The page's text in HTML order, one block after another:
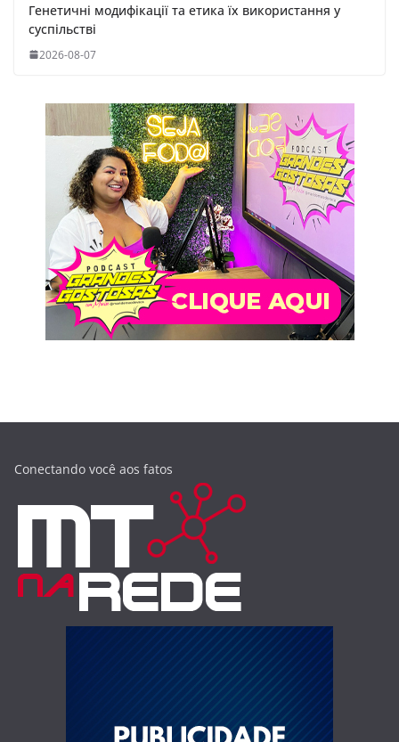
Генетичні модифікації та етика їх використання у
суспільстві
2026-08-07
Conectando você aos fatos